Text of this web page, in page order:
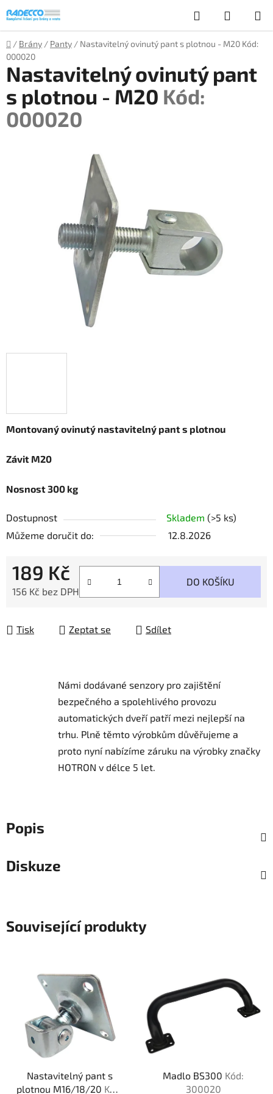
na
obsah
Hledat
KOŠÍK
Domů
/ Brány / Panty / Nastavitelný ovinutý pant s plotnou - M20 Kód:
000020
Montovaný ovinutý nastavitelný pant s plotnou
Závit M20
Nosnost 300 kg
Dostupnost Skladem (>5 ks)
Můžeme doručit do:
12.8.2026
189 Kč
156 Kč bez DPH
DO KOŠÍKU
Tisk Zeptat se Sdílet
Nastavitelný ovinutý pant
s plotnou - M20 Kód:
000020
Námi dodávané senzory pro zajištění
bezpečného a spolehlivého provozu
automatických dveří patří mezi nejlepší na
trhu. Plně těmto výrobkům důvěřujeme a
proto nyní nabízíme záruku na výrobky značky
HOTRON v délce 5 let.
Popis
Diskuze
Související produkty
Nastavitelný pant s
plotnou M16/18/20 Kód:
Madlo BS300 Kód:
300020